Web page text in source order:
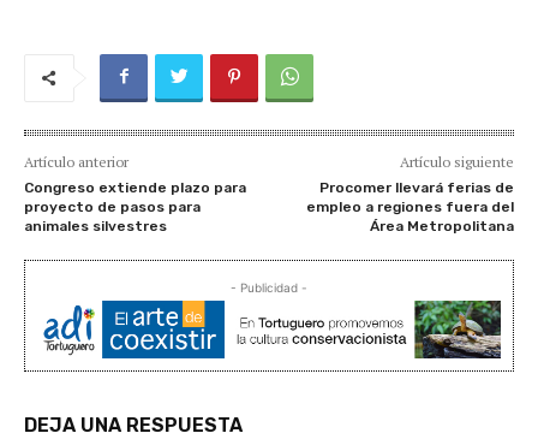
Artículo anterior
Congreso extiende plazo para
proyecto de pasos para
animales silvestres
Artículo siguiente
Procomer llevará ferias de
empleo a regiones fuera del
Área Metropolitana
- Publicidad -
DEJA UNA RESPUESTA